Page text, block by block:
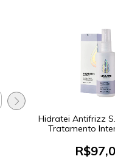
Hidratei Antifrizz
Tratamento